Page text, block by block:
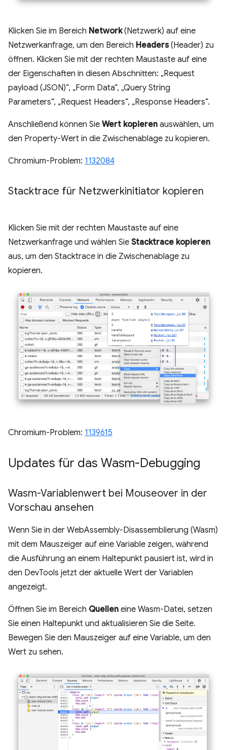
Klicken Sie im Bereich Network(Netzwerk) auf eine
Netzwerkanfrage, um den Bereich Headers(Header) zu
öffnen. Klicken Sie mit der rechten Maustaste auf eine
der Eigenschaften in diesen Abschnitten: „Request
payload (JSON)“, „Form Data“, „Query String
Parameters“, „Request Headers“, „Response Headers“.
Anschließend können Sie Wert kopieren auswählen, um
den Property-Wert in die Zwischenablage zu kopieren.
Chromium-Problem: 1132084
Stacktrace für Netzwerkinitiator kopieren
Klicken Sie mit der rechten Maustaste auf eine
Netzwerkanfrage und wählen Sie Stacktrace kopieren
aus, um den Stacktrace in die Zwischenablage zu
kopieren.
Chromium-Problem: 1139615
Updates für das Wasm-Debugging
Wasm-Variablenwert bei Mouseover in der
Vorschau ansehen
Wenn Sie in der WebAssembly-Disassemblierung (Wasm)
mit dem Mauszeiger auf eine Variable zeigen, während
die Ausführung an einem Haltepunkt pausiert ist, wird in
den DevTools jetzt der aktuelle Wert der Variablen
angezeigt.
Öffnen Sie im Bereich Quellen eine Wasm-Datei, setzen
Sie einen Haltepunkt und aktualisieren Sie die Seite.
Bewegen Sie den Mauszeiger auf eine Variable, um den
Wert zu sehen.